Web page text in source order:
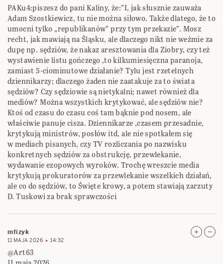
PAKu4:piszesz do pani Kaliny, że:”I, jak słusznie zauważa
Adam Szostkiewicz, tu nie można siłowo. Także dlatego, że to
umocni tylko „republikanów” przy tym przekazie”. Mosz
recht, jak mawiają na Śląsku, ale dlaczego nikt nie weźmie za
dupę np. sędziów, że nakaz aresztowania dla Ziobry, czy też
wystawienie listu gończego ,to kilkumiesięczna paranoja,
zamiast 5-ciominutowe działanie? Tylu jest rzetelnych
dziennikarzy; dlaczego żaden nie zaatakuje za to świata
sędziów? Czy sędziowie są nietykalni; nawet również dla
mediów? Można wszystkich krytykować, ale sędziów nie?
Ktoś od czasu do czasu coś tam bąknie pod nosem, ale
właściwie panuje cisza. Dziennikarze ,czasem przesadnie,
krytykują ministrów, posłów itd, ale nie spotkałem się
w mediach pisanych, czy TV rozliczania po nazwisku
konkretnych sędziów za obstrukcję, przewlekanie,
wydawanie ezopowych wyroków. Trochę wreszcie media
krytykują prokuratorów za przewlekanie wszelkich działań,
ale co do sędziów, to Święte krowy, a potem stawiają zarzuty
D. Tuskowi za brak sprawczości
mfizyk
11 MAJA 2026 14:32
@Art63